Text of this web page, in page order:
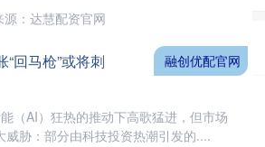
源：达慧配资官网
回马枪”或将刺
（AI）狂热的推动下高歌猛进，但市场
胁：部分由科技投资热潮引发的....
融创优配官网